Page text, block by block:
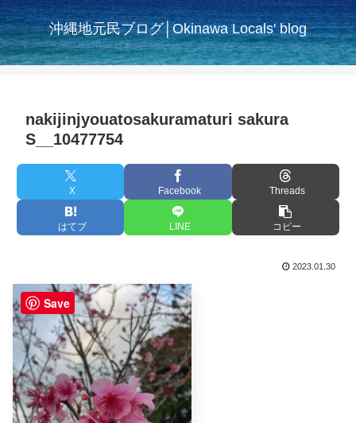
沖縄地元民ブログ│Okinawa Locals' blog
nakijinjyouatosakuramaturi sakura
S__10477754
X Facebook Threads
はてブ LINE コピー
2023.01.30
Save